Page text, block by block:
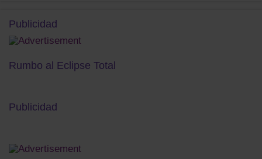
Publicidad
Rumbo al Eclipse Total
Publicidad